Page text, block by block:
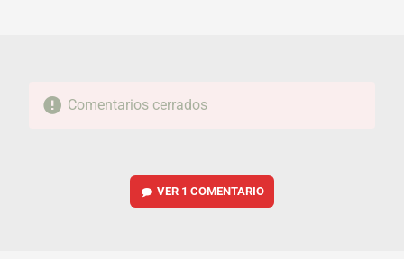
Comentarios cerrados
VER 1 COMENTARIO